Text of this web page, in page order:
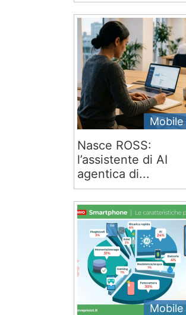
Mobile
Nasce ROSS:
l’assistente di AI
agentica di...
Mobile